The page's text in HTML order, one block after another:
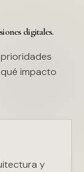
digitales.
impacto
y